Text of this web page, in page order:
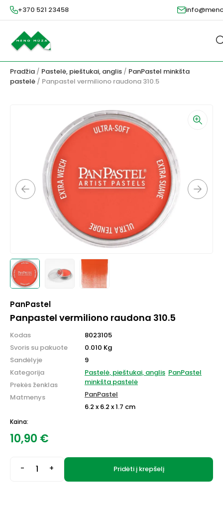
+370 521 23458
Pradžia / Pastelė, pieštukai, anglis / PanPastel minkšta
pastelė / Panpastel vermiliono raudona 310.5
PanPastel
Panpastel vermiliono raudona 310.5
Kodas
Svoris su pakuote
Sandėlyje
Kategorija
Prekės ženklas
Matmenys
8023105
0.010 Kg
9
Pastelė, pieštukai, anglis PanPastel
minkšta pastelė
PanPastel
6.2 x 6.2 x 1.7 cm
Kaina:
10,90 €
- + Pridėti į krepšelį